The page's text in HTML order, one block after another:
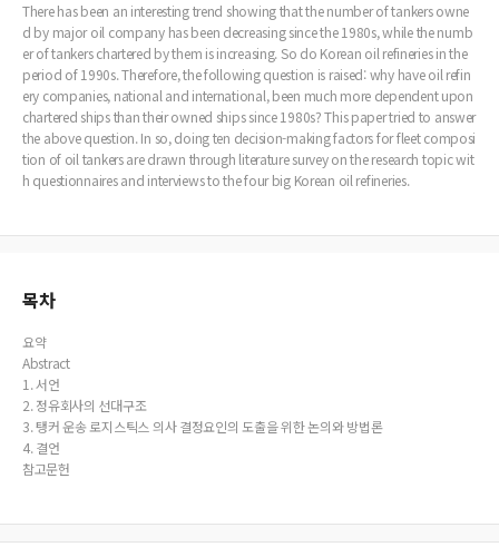
There has been an interesting trend showing that the number of tankers owne
d by major oil company has been decreasing since the 1980s, while the numb
er of tankers chartered by them is increasing. So do Korean oil refineries in the
period of 1990s. Therefore, the following question is raised: why have oil refin
ery companies, national and international, been much more dependent upon
chartered ships than their owned ships since 1980s? This paper tried to answer
the above question. In so, doing ten decision-making factors for fleet composi
tion of oil tankers are drawn through literature survey on the research topic wit
h questionnaires and interviews to the four big Korean oil refineries.
목차
요약
Abstract
1. 서언
2. 정유회사의 선대구조
3. 탱커 운송 로지스틱스 의사 결정요인의 도출을 위한 논의와 방법론
4. 결언
참고문헌